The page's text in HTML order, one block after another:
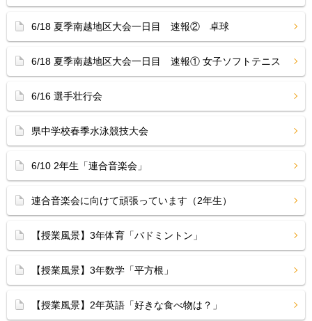
6/18 夏季南越地区大会一日目 速報② 卓球
6/18 夏季南越地区大会一日目 速報① 女子ソフトテニス
6/16 選手壮行会
県中学校春季水泳競技大会
6/10 2年生「連合音楽会」
連合音楽会に向けて頑張っています（2年生）
【授業風景】3年体育「バドミントン」
【授業風景】3年数学「平方根」
【授業風景】2年英語「好きな食べ物は？」